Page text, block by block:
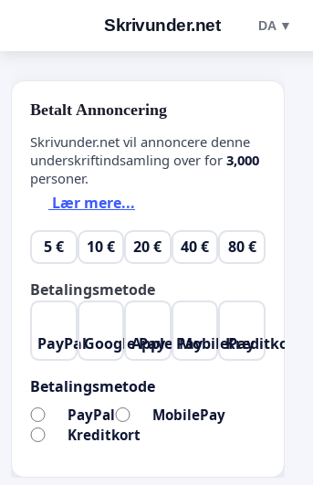
Skrivunder.net DA ▼
Betalt Annoncering
Skrivunder.net vil annoncere denne
underskriftindsamling over for 3,000
personer.
Lær mere...
5 € 10 € 20 € 40 € 80 €
Betalingsmetode
PayPalGoogle PayApple PayMobilePayKreditkort
Betalingsmetode
PayPal
MobilePay
Kreditkort